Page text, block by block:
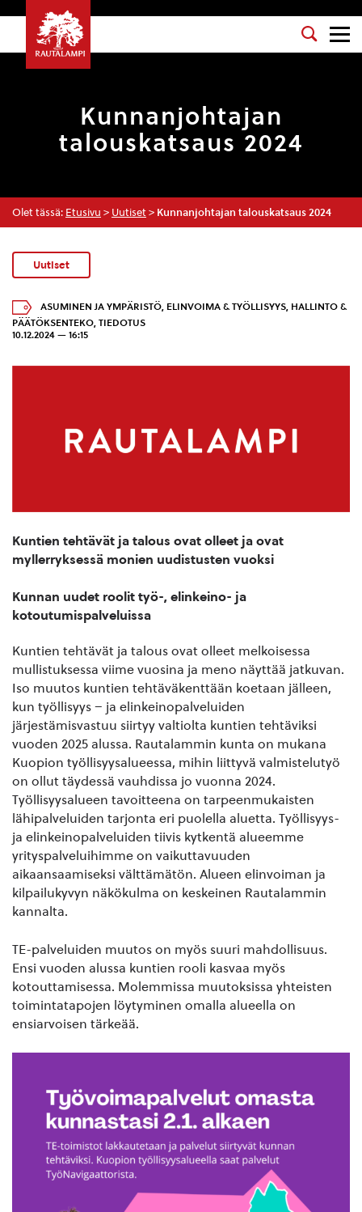
Kunnanjohtajan
talouskatsaus 2024
Olet tässä: Etusivu > Uutiset > Kunnanjohtajan talouskatsaus 2024
Uutiset
ASUMINEN JA YMPÄRISTÖ, ELINVOIMA & TYÖLLISYYS, HALLINTO &
PÄÄTÖKSENTEKO TIEDOTUS
10.12.2024 — 16:15
Kuntien tehtävät ja talous ovat olleet ja ovat
myllerryksessä monien uudistusten vuoksi
Kunnan uudet roolit työ-, elinkeino- ja
kotoutumispalveluissa
Kuntien tehtävät ja talous ovat olleet melkoisessa
mullistuksessa viime vuosina ja meno näyttää jatkuvan.
Iso muutos kuntien tehtäväkenttään koetaan jälleen,
kun työllisyys – ja elinkeinopalveluiden
järjestämisvastuu siirtyy valtiolta kuntien tehtäviksi
vuoden 2025 alussa. Rautalammin kunta on mukana
Kuopion työllisyysalueessa, mihin liittyvä valmistelutyö
on ollut täydessä vauhdissa jo vuonna 2024.
Työllisyysalueen tavoitteena on tarpeenmukaisten
lähipalveluiden tarjonta eri puolella aluetta. Työllisyys-
ja elinkeinopalveluiden tiivis kytkentä alueemme
yrityspalveluihimme on vaikuttavuuden
aikaansaamiseksi välttämätön. Alueen elinvoiman ja
kilpailukyvyn näkökulma on keskeinen Rautalammin
kannalta.
TE-palveluiden muutos on myös suuri mahdollisuus.
Ensi vuoden alussa kuntien rooli kasvaa myös
kotouttamisessa. Molemmissa muutoksissa yhteisten
toimintatapojen löytyminen omalla alueella on
ensiarvoisen tärkeää.